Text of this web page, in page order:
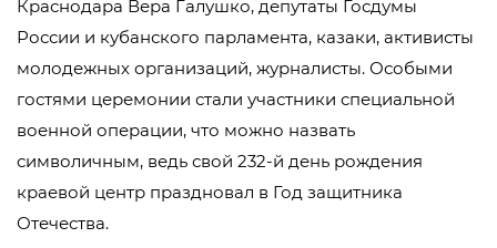
Краснодара Вера Галушко, депутаты Госдумы
России и кубанского парламента, казаки, активисты
молодежных организаций, журналисты. Особыми
гостями церемонии стали участники специальной
военной операции, что можно назвать
символичным, ведь свой 232-й день рождения
краевой центр праздновал в Год защитника
Отечества.